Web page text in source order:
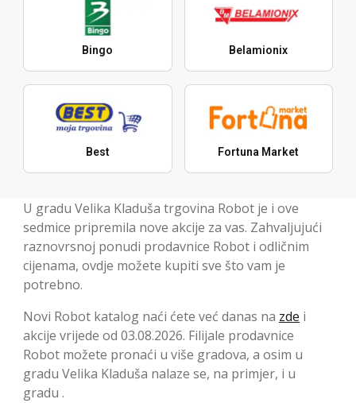
Bingo Belamionix
Best Fortuna Market
U gradu Velika Kladuša trgovina Robot je i ove
sedmice pripremila nove akcije za vas. Zahvaljujući
raznovrsnoj ponudi prodavnice Robot i odličnim
cijenama, ovdje možete kupiti sve što vam je
potrebno.
Novi Robot katalog naći ćete već danas na zde i
akcije vrijede od 03.08.2026. Filijale prodavnice
Robot možete pronaći u više gradova, a osim u
gradu Velika Kladuša nalaze se, na primjer, i u
gradu .